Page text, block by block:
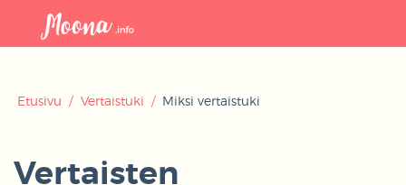
Etusivu / Vertaistuki / Miksi vertaistuki
Vertaisten